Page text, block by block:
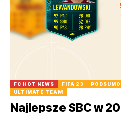
FC HOT NEWS FIFA 23
ULTIMATE TEAM
Najlepsze SBC w